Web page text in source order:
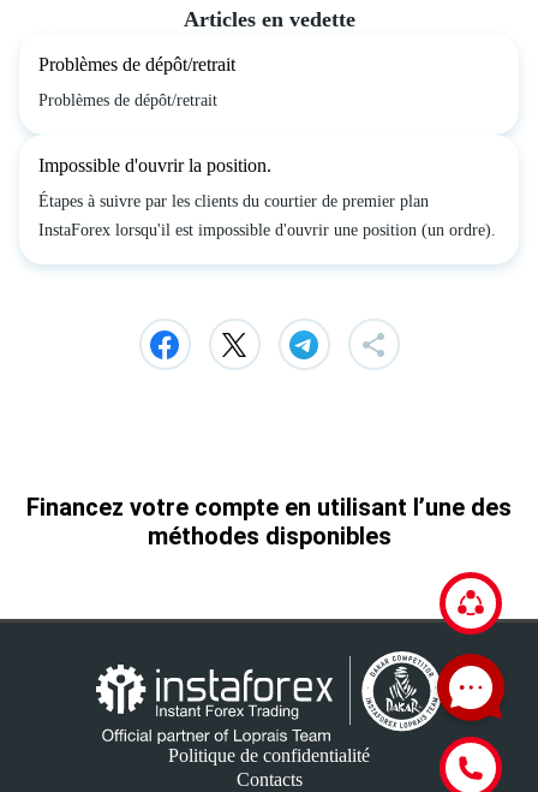
Articles en vedette
Problèmes de dépôt/retrait
Problèmes de dépôt/retrait
Impossible d'ouvrir la position.
Étapes à suivre par les clients du courtier de premier plan
InstaForex lorsqu'il est impossible d'ouvrir une position (un ordre).
Financez votre compte en utilisant l’une des
méthodes disponibles
Politique de confidentialité
Contacts